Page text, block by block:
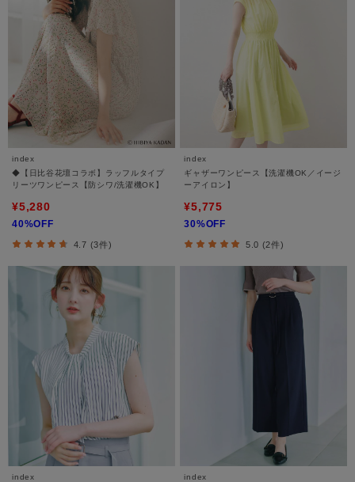
index
◆【日比谷花壇コラボ】ラッフルタイプ
リーツワンピース【防シワ/洗濯機OK】
¥5,280
40%OFF
4.7 (3件)
index
ギャザーワンピース【洗濯機OK／イージ
ーアイロン】
¥5,775
30%OFF
5.0 (2件)
index
index